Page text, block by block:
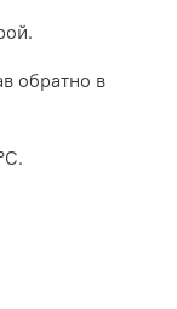
обратно в